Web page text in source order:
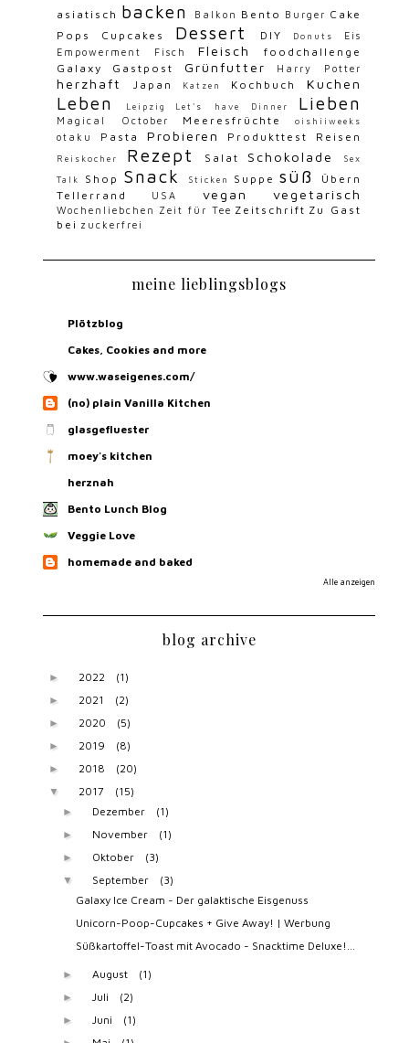
asiatisch backen Balkon Bento Burger Cake
Pops
Cupcakes Dessert DIY Donuts
Eis
Empowerment
Fisch Fleisch
foodchallenge
Galaxy
Gastpost Grünfutter Harry Potter
herzhaft Japan Katzen Kochbuch Kuchen
Leben Leipzig Let's have Dinner Lieben
Magical October Meeresfrüchte oishiiweeks
otaku Pasta Probieren Produkttest Reisen
Reiskocher Rezept Salat Schokolade Sex
Talk Shop Snack Sticken Suppe süß
Übern
Tellerrand
USA vegan vegetarisch
Wochenliebchen Zeit für Tee Zeitschrift Zu Gast
bei zuckerfrei
meine lieblingsblogs
Plötzblog
Cakes, Cookies and more
www.waseigenes.com/
(no) plain Vanilla Kitchen
glasgefluester
moey's kitchen
herznah
Bento Lunch Blog
Veggie Love
homemade and baked
Alle anzeigen
blog archive
► 2022 (1)
► 2021 (2)
► 2020 (5)
► 2019 (8)
► 2018 (20)
▼ 2017 (15)
► Dezember (1)
► November (1)
► Oktober (3)
▼ September
(3)
Galaxy Ice Cream - Der galaktische Eisgenuss
Unicorn-Poop-Cupcakes + Give Away! | Werbung
Süßkartoffel-Toast mit Avocado - Snacktime Deluxe!...
► August (1)
► Juli (2)
► Juni (1)